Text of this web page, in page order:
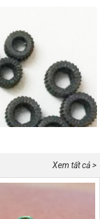
Xem tất cả >